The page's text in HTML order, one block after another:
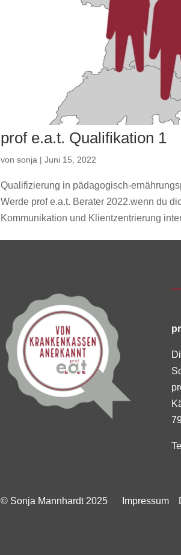
prof e.a.t. Qualifikation 1
vonsonja |Juni 15, 2022
Qualifizierung in pädagogisch-
Werde prof e.a.t. Berater 2022.wenn du
Kommunikation und Klientzentrierung
© Sonja Mannhardt 2025 Impressum